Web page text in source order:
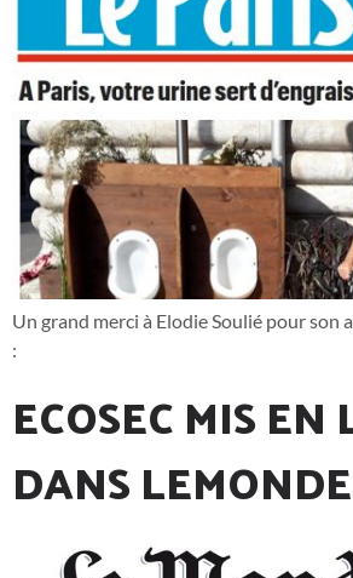
Un grand merci à Elodie Soulié pour son
:
ECOSEC MIS
DANS